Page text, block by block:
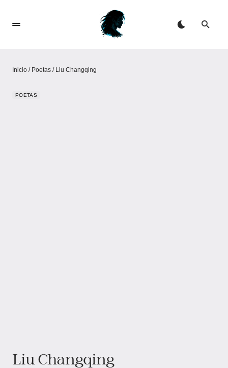
Inicio / Poetas / Liu Changqing
POETAS
Liu Changqing